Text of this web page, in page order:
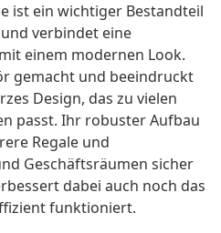
ist ein wichtiger Bestandteil
verbindet eine
einem modernen Look.
gemacht und beeindruckt
Design, das zu vielen
passt. Ihr robuster Aufbau
Regale und
Geschäftsräumen sicher
dabei auch noch das
funktioniert.